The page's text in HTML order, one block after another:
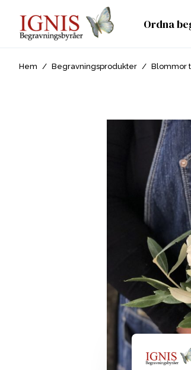
Ordna
Hem / Begravningsprodukter /